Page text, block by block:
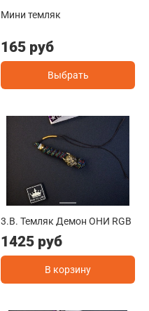
Мини темляк
165 руб
Выбрать
3.B. Темляк Демон ОНИ RGB
1425 руб
В корзину